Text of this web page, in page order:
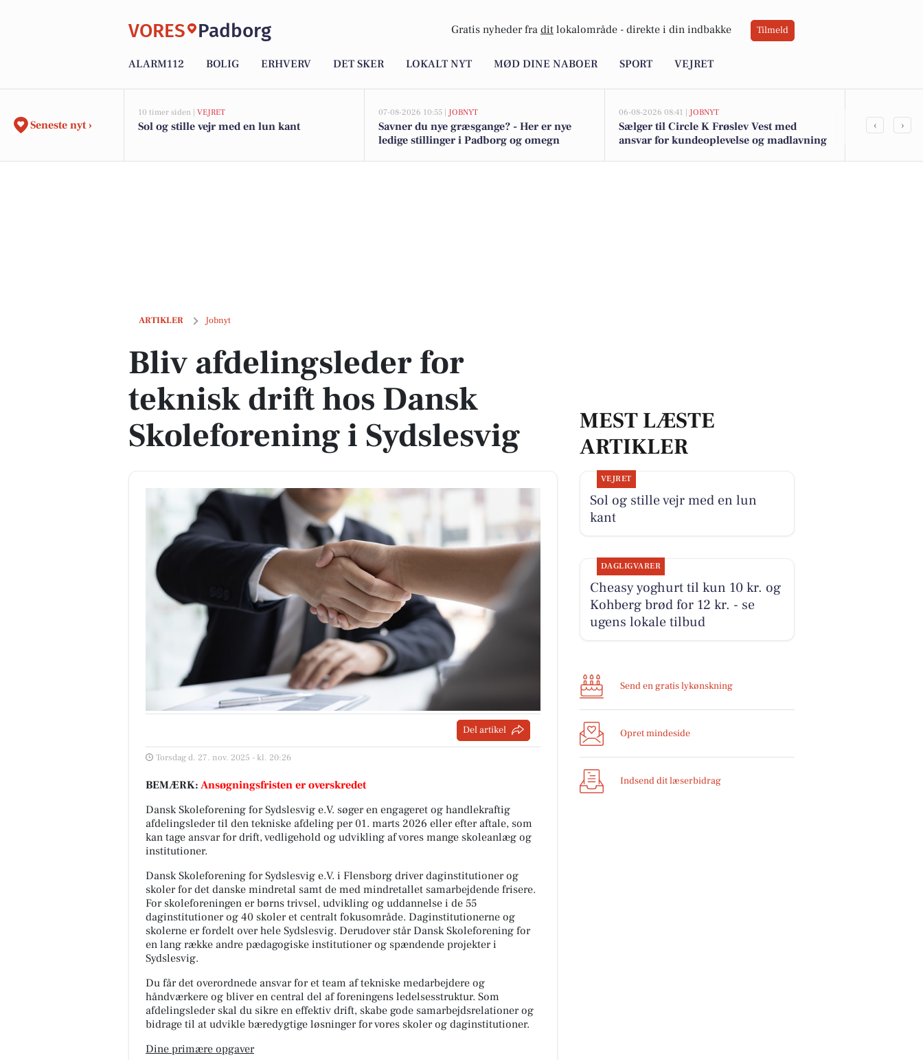
VORES Padborg Gratis nyheder fra dit lokalområde - direkte i din indbakke Tilmeld
ALARM112 BOLIG ERHVERV DET SKER LOKALT NYT MØD DINE NABOER SPORT VEJRET
Seneste nyt ›
10 timer siden | VEJRET
Sol og stille vejr med en lun kant
07-08-2026 10:55 | JOBNYT
Savner du nye græsgange? - Her er nye
ledige stillinger i Padborg og omegn
06-08-2026 08:41 | JOBNYT
Sælger til Circle K Frøslev Vest med
ansvar for kundeoplevelse og madlavning
Top 6 over
‹ ›
ARTIKLER Jobnyt
Bliv afdelingsleder for teknisk drift hos Dansk Skoleforening i Sydslesvig
Bliv afdelingsleder for
teknisk drift hos Dansk
Skoleforening i Sydslesvig
Del artikel
Torsdag d. 27. nov. 2025 - kl. 20:26
BEMÆRK: Ansøgningsfristen er overskredet
Dansk Skoleforening for Sydslesvig e.V. søger en engageret og handlekraftig
afdelingsleder til den tekniske afdeling per 01. marts 2026 eller efter aftale, som
kan tage ansvar for drift, vedligehold og udvikling af vores mange skoleanlæg og
institutioner.
Dansk Skoleforening for Sydslesvig e.V. i Flensborg driver daginstitutioner og
skoler for det danske mindretal samt de med mindretallet samarbejdende frisere.
For skoleforeningen er børns trivsel, udvikling og uddannelse i de 55
daginstitutioner og 40 skoler et centralt fokusområde. Daginstitutionerne og
skolerne er fordelt over hele Sydslesvig. Derudover står Dansk Skoleforening for
en lang række andre pædagogiske institutioner og spændende projekter i
Sydslesvig.
Du får det overordnede ansvar for et team af tekniske medarbejdere og
håndværkere og bliver en central del af foreningens ledelsesstruktur. Som
afdelingsleder skal du sikre en effektiv drift, skabe gode samarbejdsrelationer og
bidrage til at udvikle bæredygtige løsninger for vores skoler og daginstitutioner.
Dine primære opgaver
MEST LÆSTE
ARTIKLER
VEJRET
Sol og stille vejr med en lun
kant
DAGLIGVARER
Cheasy yoghurt til kun 10 kr. og
Kohberg brød for 12 kr. - se
ugens lokale tilbud
Send en gratis lykønskning
Opret mindeside
Indsend dit læserbidrag